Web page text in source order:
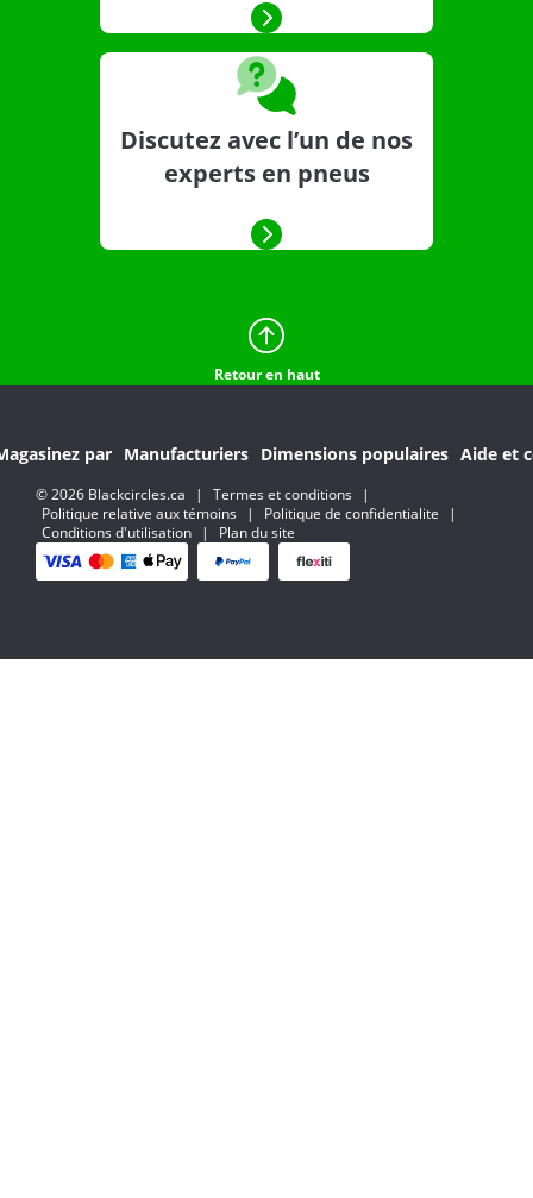
Discutez avec l’un de nos
experts en pneus
Retour en haut
par Manufacturiers Dimensions populaires Aide et
© 2026 Blackcircles.ca | Termes et conditions
|
Politique relative aux témoins
| Politique de confidentialite
|
Conditions d'utilisation
| Plan du site